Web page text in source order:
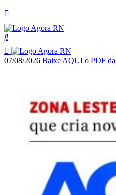
07/08/2026 Baixe AQUI o PDF da